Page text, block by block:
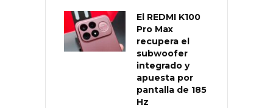
El REDMI K100
Pro Max
recupera el
subwoofer
integrado y
apuesta por
pantalla de 185
Hz